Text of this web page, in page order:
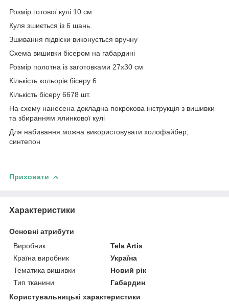
Розмір готової кулі 10 см
Куля зшиється із 6 шань.
Зшивання підвіски виконується вручну
Схема вишивки бісером на габардині
Розмір полотна із заготовками 27х30 см
Кількість кольорів бісеру 6
Кількість бісеру 6678 шт.
На схему нанесена докладна покрокова інструкція з вишивки
та збиранням ялинкової кулі
Для набивання можна використовувати холофайбер,
синтепон
Приховати
Характеристики
Основні атрибути
Виробник
Tela Artis
Країна виробник
Україна
Тематика вишивки
Новий рік
Тип тканини
Габардин
Користувальницькі характеристики